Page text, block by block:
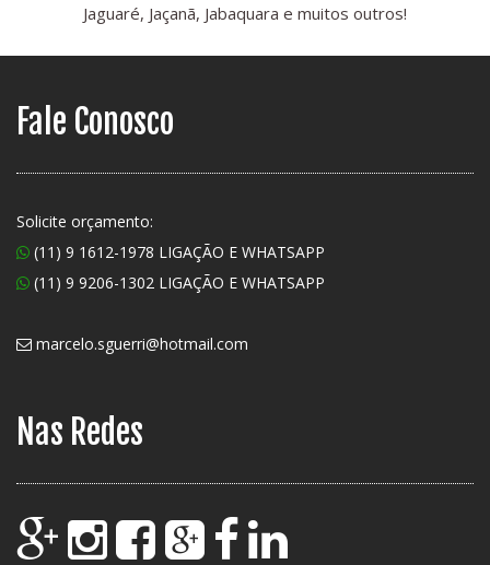
Jaguaré, Jaçanã, Jabaquara e muitos outros!
Fale Conosco
Solicite orçamento:
(11) 9 1612-1978 LIGAÇÃO E WHATSAPP
(11) 9 9206-1302 LIGAÇÃO E WHATSAPP
marcelo.sguerri@hotmail.com
Nas Redes